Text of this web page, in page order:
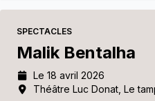
SPECTACLES
Malik Bentalha
Le 18 avril 2026
Théâtre Luc Donat, Le